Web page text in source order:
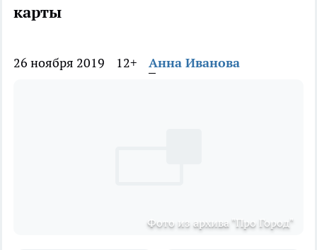
карты
26 ноября 2019 12+ Анна Иванова
Фото из архива "Про Город"